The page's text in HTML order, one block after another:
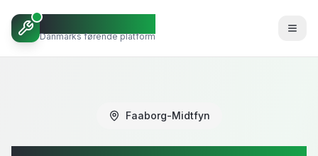
VVSBob
Danmarks førende platform
Faaborg-Midtfyn